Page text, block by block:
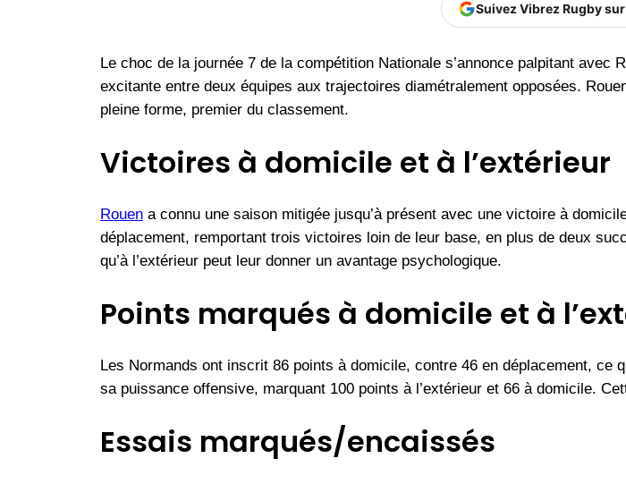
Suivez Vibrez Rugby
Le choc de la journée 7 de la compétition Nationale s’annonce palpitant avec
excitante entre deux équipes aux trajectoires diamétralement opposées.
pleine forme, premier du classement.
Victoires à domicile et à l’extérieur
Rouen a connu une saison mitigée jusqu’à présent avec une victoire à
déplacement, remportant trois victoires loin de leur base, en plus de deux
qu’à l’extérieur peut leur donner un avantage psychologique.
Points marqués à domicile et à
Les Normands ont inscrit 86 points à domicile, contre 46 en déplacement,
sa puissance offensive, marquant 100 points à l’extérieur et 66 à domicile.
Essais marqués/encaissés